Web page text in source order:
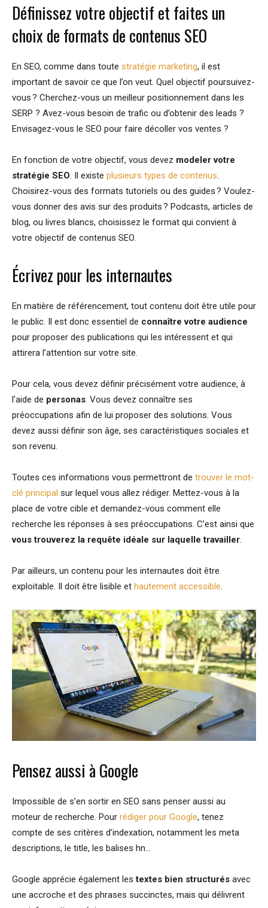
Définissez votre objectif et faites un
choix de formats de contenus SEO
En SEO, comme dans toute stratégie marketing, il est
important de savoir ce que l’on veut. Quel objectif poursuivez-
vous ? Cherchez-vous un meilleur positionnement dans les
SERP ? Avez-vous besoin de trafic ou d’obtenir des leads ?
Envisagez-vous le SEO pour faire décoller vos ventes ?
En fonction de votre objectif, vous devez modeler votre
stratégie SEO. Il existe plusieurs types de contenus.
Choisirez-vous des formats tutoriels ou des guides ? Voulez-
vous donner des avis sur des produits ? Podcasts, articles de
blog, ou livres blancs, choisissez le format qui convient à
votre objectif de contenus SEO.
Écrivez pour les internautes
En matière de référencement, tout contenu doit être utile pour
le public. Il est donc essentiel de connaître votre audience
pour proposer des publications qui les intéressent et qui
attirera l’attention sur votre site.
Pour cela, vous devez définir précisément votre audience, à
l’aide de personas. Vous devez connaître ses
préoccupations afin de lui proposer des solutions. Vous
devez aussi définir son âge, ses caractéristiques sociales et
son revenu.
Toutes ces informations vous permettront de trouver le mot-
clé principal sur lequel vous allez rédiger. Mettez-vous à la
place de votre cible et demandez-vous comment elle
recherche les réponses à ses préoccupations. C’est ainsi que
vous trouverez la requête idéale sur laquelle travailler.
Par ailleurs, un contenu pour les internautes doit être
exploitable. Il doit être lisible et hautement accessible.
Pensez aussi à Google
Impossible de s’en sortir en SEO sans penser aussi au
moteur de recherche. Pour rédiger pour Google, tenez
compte de ses critères d’indexation, notamment les meta
descriptions, le title, les balises hn…
Google apprécie également lestextes bien structurés avec
une accroche et des phrases succinctes, mais qui délivrent